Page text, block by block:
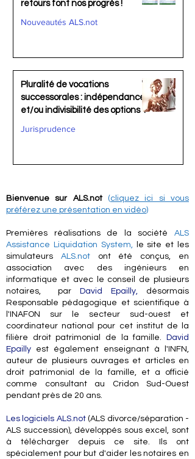
retours font nos progrès !
Nouveautés ALS.not
Pluralité de vocations
successorales : indépendance
et/ou indivisibilité des options ?
Jurisprudence
Bienvenue sur ALS.not (cliquez ici si vous
préférez une présentation en vidéo)
Premières réalisations de la société ALS
Assistance Liquidation System,le site et les
simulateurs ALS.notont été conçus, en
association avec des ingénieurs en
informatique et avec le conseil de plusieurs
notaires, par
David Epailly, désormais
Responsable pédagogique et scientifique à
l'INAFON sur le secteur sud-ouest et
coordinateur national pour cet institut de la
filière droit patrimonial de la famille. David
Epailly est également enseignant à l'INFN,
auteur de plusieurs ouvrages et articles en
droit patrimonial de la famille, et a officié
comme consultant au Cridon Sud-Ouest
pendant près de 20 ans.
Les logiciels ALS.not(ALS divorce/séparation -
ALS succession),développés sous excel, sont
à télécharger depuis ce site. Ils ont
spécialement pour but d'aider les notaires en